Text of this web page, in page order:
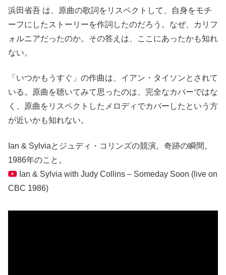
浜田省吾 は、原曲の歌詞をリスペクトして、自身をモチ
ーフにしたストーリーを作詞したのだろう。なぜ、カリフ
ォルニアだったのか。その答えは、ここにあったかも知れ
ない。
「いつかもうすぐ」の作曲は、イアン・タイソンとされて
いる。原曲を聴いてみて思ったのは、完全なカバーではな
く、原曲をリスペクトしたメロディでカバーしたという方
が近いかも知れない。
Ian & Sylviaとジュディ・コリンズの競演。奇跡の瞬間。
1986年のこと。
Ian & Sylvia with Judy Collins – Someday Soon (live on
CBC 1986)